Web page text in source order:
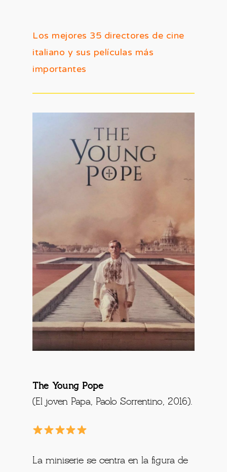
Los mejores 35 directores de cine
italiano y sus películas más
importantes
The Young Pope
(El joven Papa, Paolo Sorrentino, 2016).
La miniserie se centra en la figura de